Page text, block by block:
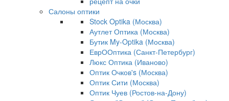
Салоны оптики
Stock Optika (Москва)
Аутлет Оптика (Москва)
Бутик My-Optika (Москва)
ЕврООптика (Санкт-Петербург)
Люкс Оптика (Иваново)
Оптик Очков's (Москва)
Оптик Сити (Москва)
Оптик Чуев (Ростов-на-Дону)